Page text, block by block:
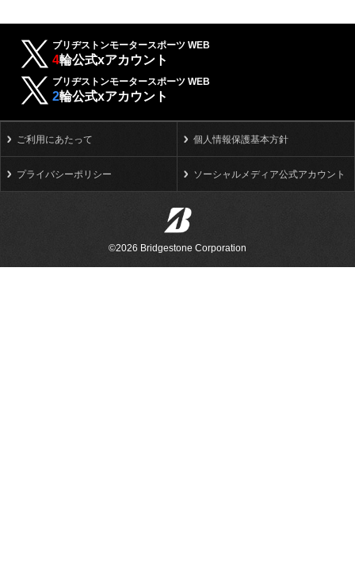
ブリヂストンモータースポーツ WEB
4輪公式xアカウント
ブリヂストンモータースポーツ WEB
2輪公式xアカウント
ご利用にあたって 個人情報保護基本方針
プライバシーポリシー ソーシャルメディア公式アカウント
©2026 Bridgestone Corporation